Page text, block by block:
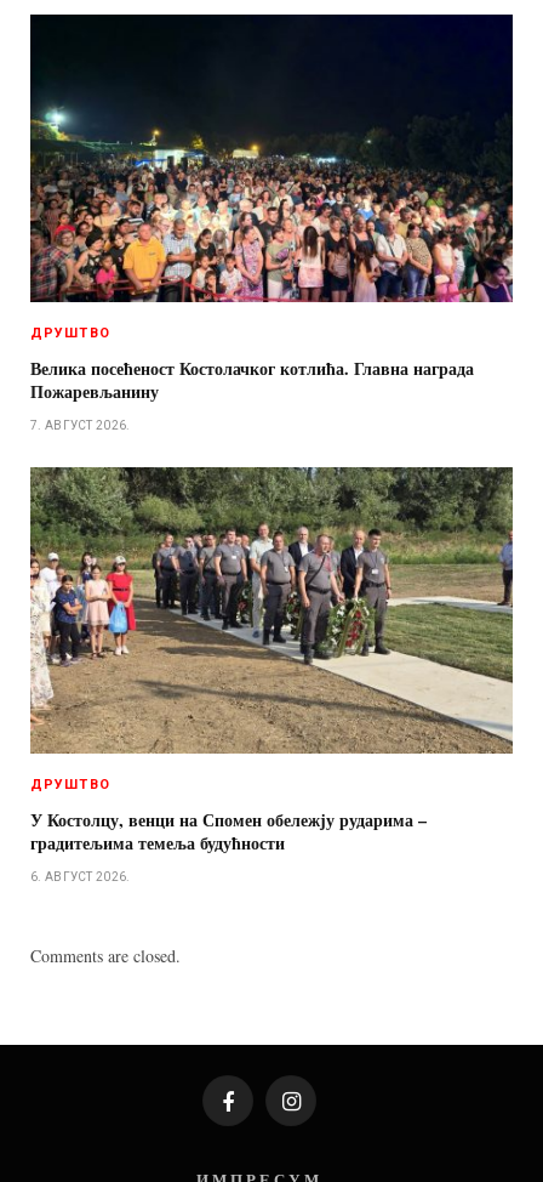
ДРУШТВО
Велика посећеност Костолачког котлића. Главна награда
Пожаревљанину
7. АВГУСТ 2026.
ДРУШТВО
У Костолцу, венци на Спомен обележју рударима –
градитељима темеља будућности
6. АВГУСТ 2026.
Comments are closed.
FacebookInstagram